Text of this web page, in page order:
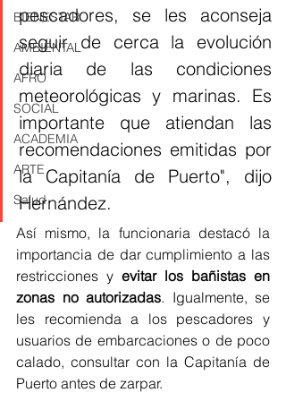
BIENESTAR
AMBIENTAL
AFRO
SOCIAL
ACADEMIA
ARTE
Salud
pescadores, se les aconseja
seguir de cerca la evolución
diaria de las condiciones
meteorológicas y marinas. Es
importante que atiendan las
recomendaciones emitidas por
la Capitanía de Puerto", dijo
Hernández.
Así mismo, la funcionaria destacó la
importancia de dar cumplimiento a las
restricciones y evitar los bañistas en
zonas no autorizadas. Igualmente, se
les recomienda a los pescadores y
usuarios de embarcaciones o de poco
calado, consultar con la Capitanía de
Puerto antes de zarpar.